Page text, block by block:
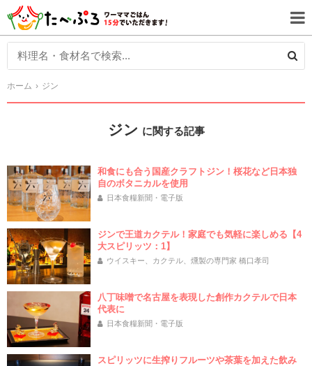
ホーム ジン
ジン に関する記事
和食にも合う国産クラフトジン！桜花など日本独
自のボタニカルを使用
日本食糧新聞・電子版
ジンで王道カクテル！家庭でも気軽に楽しめる【4
大スピリッツ：1】
ウイスキー、カクテル、燻製の専門家 橋口孝司
八丁味噌で名古屋を表現した創作カクテルで日本
代表に
日本食糧新聞・電子版
スピリッツに生搾りフルーツや茶葉を加えた飲み